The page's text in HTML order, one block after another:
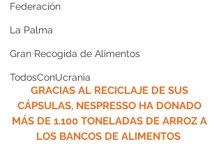
Federación
La Palma
Gran Recogida de Alimentos
TodosConUcrania
GRACIAS AL RECICLAJE DE SUS
CÁPSULAS, NESPRESSO HA DONADO
MÁS DE 1.100 TONELADAS DE ARROZ A
LOS BANCOS DE ALIMENTOS